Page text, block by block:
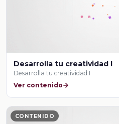
Desarrolla tu creatividad I
Desarrolla tu creatividad I
Ver contenido
CONTENIDO